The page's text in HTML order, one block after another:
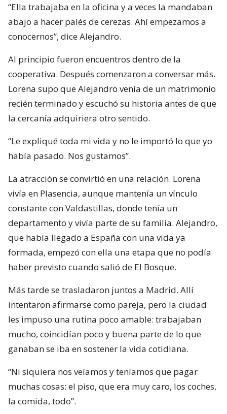
“Ella trabajaba en la oficina y a veces la mandaban
abajo a hacer palés de cerezas. Ahí empezamos a
conocernos”, dice Alejandro.
Al principio fueron encuentros dentro de la
cooperativa. Después comenzaron a conversar más.
Lorena supo que Alejandro venía de un matrimonio
recién terminado y escuchó su historia antes de que
la cercanía adquiriera otro sentido.
“Le expliqué toda mi vida y no le importó lo que yo
había pasado. Nos gustamos”.
La atracción se convirtió en una relación. Lorena
vivía en Plasencia, aunque mantenía un vínculo
constante con Valdastillas, donde tenía un
departamento y vivía parte de su familia. Alejandro,
que había llegado a España con una vida ya
formada, empezó con ella una etapa que no podía
haber previsto cuando salió de El Bosque.
Más tarde se trasladaron juntos a Madrid. Allí
intentaron afirmarse como pareja, pero la ciudad
les impuso una rutina poco amable: trabajaban
mucho, coincidían poco y buena parte de lo que
ganaban se iba en sostener la vida cotidiana.
“Ni siquiera nos veíamos y teníamos que pagar
muchas cosas: el piso, que era muy caro, los coches,
la comida, todo”.